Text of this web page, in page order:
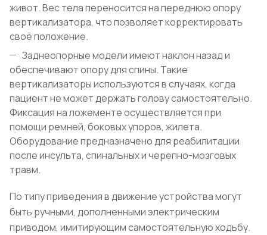
живот. Вес тела переносится на переднюю опору
вертикализатора, что позволяет корректировать
своё положение.
Заднеопорные модели имеют наклон назад и
обеспечивают опору для спины. Такие
вертикализаторы используются в случаях, когда
пациент не может держать голову самостоятельно.
Фиксация на ложементе осуществляется при
помощи ремней, боковых упоров, жилета.
Оборудование предназначено для реабилитации
после инсульта, спинальных и черепно-мозговых
травм.
По типу приведения в движение устройства могут
быть ручными, дополненными электрическим
приводом, имитирующим самостоятельную ходьбу.